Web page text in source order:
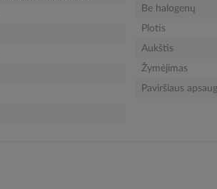
Be halogenų
Plotis
Aukštis
Žymėjimas
Paviršiaus